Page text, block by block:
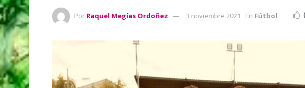
Por Raquel Megías Ordoñez 3 noviembre 2021 En Fútbol